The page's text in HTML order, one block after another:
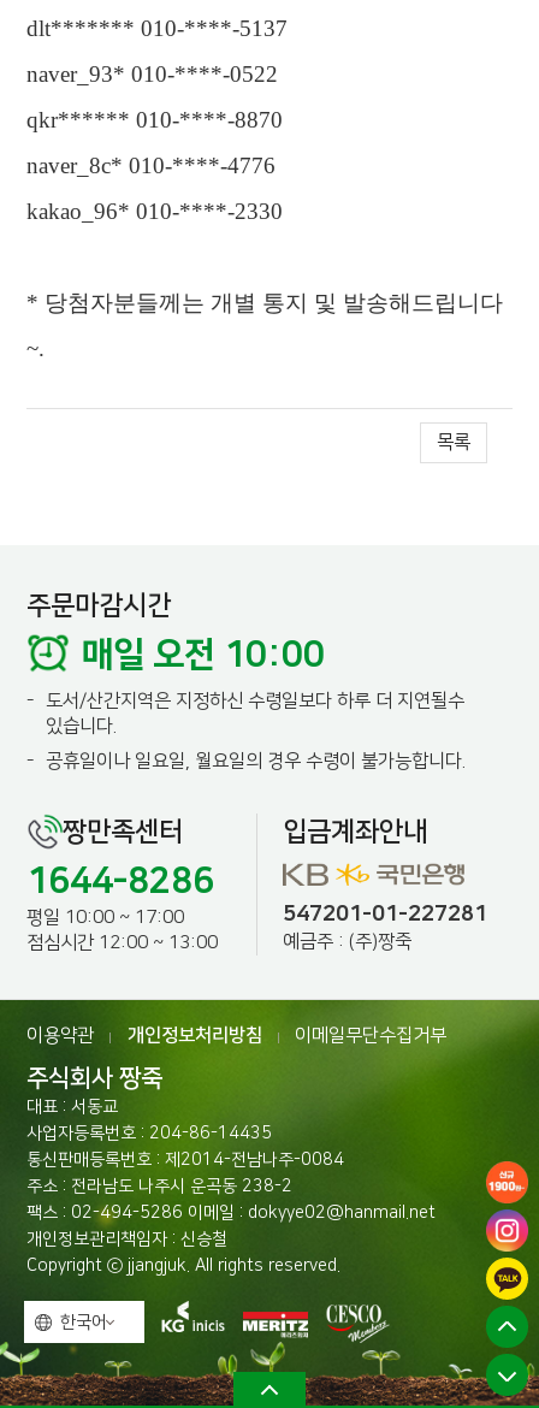
dlt******* 010-****-5137
naver_93* 010-****-0522
qkr****** 010-****-8870
naver_8c* 010-****-4776
kakao_96* 010-****-2330
* 당첨자분들께는 개별 통지 및 발송해드립니다
~.
목록
주문마감시간
매일 오전 10:00
-
도서/산간지역은 지정하신 수령일보다 하루 더 지연될수
있습니다.
-
공휴일이나 일요일, 월요일의 경우 수령이 불가능합니다.
짱만족센터
1644-8286
평일 10:00 ~ 17:00
점심시간 12:00 ~ 13:00
입금계좌안내
547201-01-227281
예금주 : (주)짱죽
이용약관 개인정보처리방침 이메일무단수집거부
주식회사 짱죽
대표 : 서동교
사업자등록번호 : 204-86-14435
통신판매등록번호 : 제2014-전남나주-0084
주소 : 전라남도 나주시 운곡동 238-2
팩스 : 02-494-5286 이메일 : dokyye02@hanmail.net
개인정보관리책임자 : 신승철
Copyright ⓒ jjangjuk. All rights reserved.
한국어